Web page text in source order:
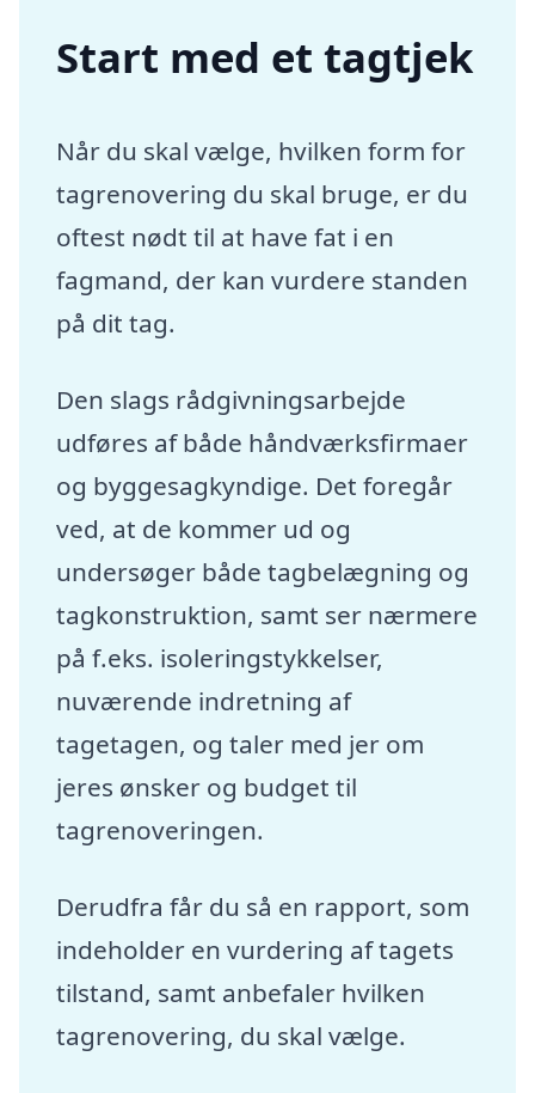
Start med et tagtjek
Når du skal vælge, hvilken form for
tagrenovering du skal bruge, er du
oftest nødt til at have fat i en
fagmand, der kan vurdere standen
på dit tag.
Den slags rådgivningsarbejde
udføres af både håndværksfirmaer
og byggesagkyndige. Det foregår
ved, at de kommer ud og
undersøger både tagbelægning og
tagkonstruktion, samt ser nærmere
på f.eks. isoleringstykkelser,
nuværende indretning af
tagetagen, og taler med jer om
jeres ønsker og budget til
tagrenoveringen.
Derudfra får du så en rapport, som
indeholder en vurdering af tagets
tilstand, samt anbefaler hvilken
tagrenovering, du skal vælge.